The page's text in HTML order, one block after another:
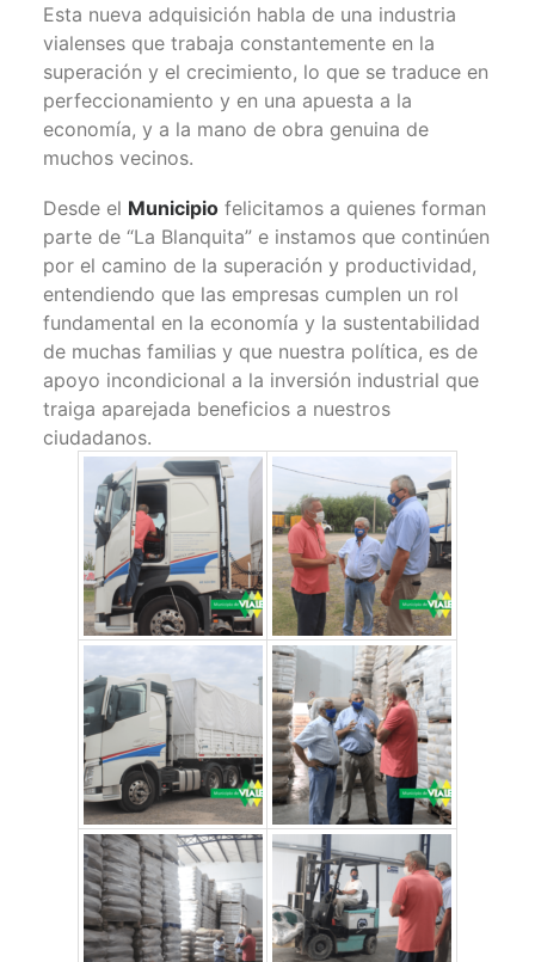
Esta nueva adquisición habla de una industria
vialenses que trabaja constantemente en la
superación y el crecimiento, lo que se traduce en
perfeccionamiento y en una apuesta a la
economía, y a la mano de obra genuina de
muchos vecinos.
Desde el Municipio felicitamos a quienes forman
parte de “La Blanquita” e instamos que continúen
por el camino de la superación y productividad,
entendiendo que las empresas cumplen un rol
fundamental en la economía y la sustentabilidad
de muchas familias y que nuestra política, es de
apoyo incondicional a la inversión industrial que
traiga aparejada beneficios a nuestros
ciudadanos.